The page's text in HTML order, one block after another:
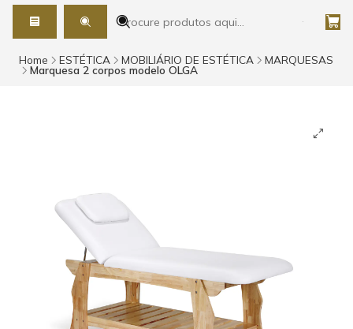
Home ESTÉTICA MOBILIÁRIO DE ESTÉTICA MARQUESAS
Marquesa 2 corpos modelo OLGA